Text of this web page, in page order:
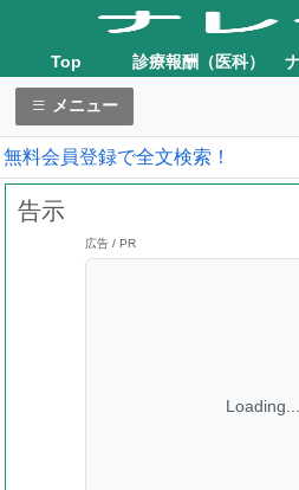
Top 診療報酬（医科）
メニュー
無料会員登録で全文検索！
告示
広告 / PR
Loading...